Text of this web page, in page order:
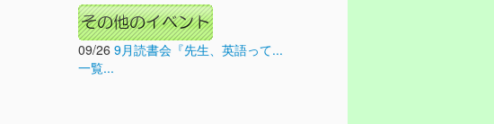
09/26 9月読書会『先生、英語って...
一覧...